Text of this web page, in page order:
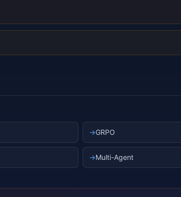
→GRPO
→Multi-Agent